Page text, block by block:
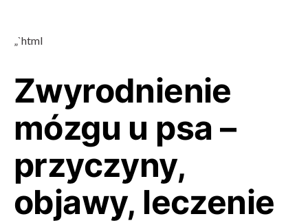
„`html
Zwyrodnienie
mózgu u psa –
przyczyny,
objawy, leczenie